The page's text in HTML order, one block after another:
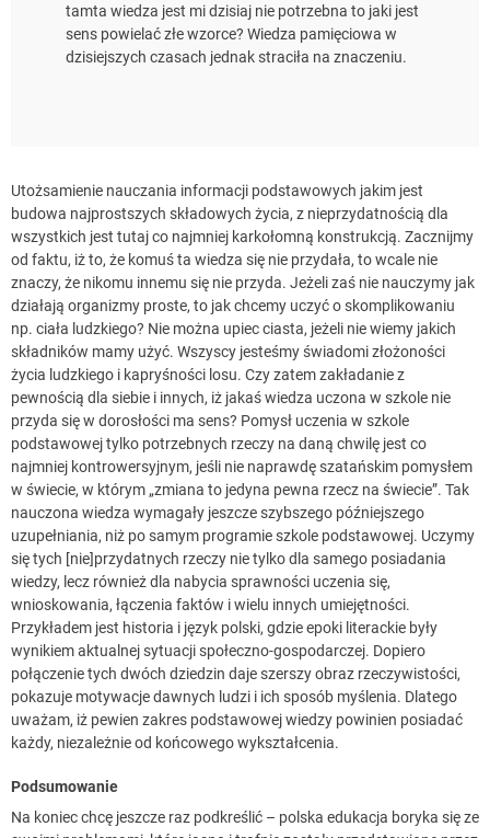
tamta wiedza jest mi dzisiaj nie potrzebna to jaki jest
sens powielać złe wzorce? Wiedza pamięciowa w
dzisiejszych czasach jednak straciła na znaczeniu.
Utożsamienie nauczania informacji podstawowych jakim jest
budowa najprostszych składowych życia, z nieprzydatnością dla
wszystkich jest tutaj co najmniej karkołomną konstrukcją. Zacznijmy
od faktu, iż to, że komuś ta wiedza się nie przydała, to wcale nie
znaczy, że nikomu innemu się nie przyda. Jeżeli zaś nie nauczymy jak
działają organizmy proste, to jak chcemy uczyć o skomplikowaniu
np. ciała ludzkiego? Nie można upiec ciasta, jeżeli nie wiemy jakich
składników mamy użyć. Wszyscy jesteśmy świadomi złożoności
życia ludzkiego i kapryśności losu. Czy zatem zakładanie z
pewnością dla siebie i innych, iż jakaś wiedza uczona w szkole nie
przyda się w dorosłości ma sens? Pomysł uczenia w szkole
podstawowej tylko potrzebnych rzeczy na daną chwilę jest co
najmniej kontrowersyjnym, jeśli nie naprawdę szatańskim pomysłem
w świecie, w którym „zmiana to jedyna pewna rzecz na świecie”. Tak
nauczona wiedza wymagały jeszcze szybszego późniejszego
uzupełniania, niż po samym programie szkole podstawowej. Uczymy
się tych [nie]przydatnych rzeczy nie tylko dla samego posiadania
wiedzy, lecz również dla nabycia sprawności uczenia się,
wnioskowania, łączenia faktów i wielu innych umiejętności.
Przykładem jest historia i język polski, gdzie epoki literackie były
wynikiem aktualnej sytuacji społeczno-gospodarczej. Dopiero
połączenie tych dwóch dziedzin daje szerszy obraz rzeczywistości,
pokazuje motywacje dawnych ludzi i ich sposób myślenia. Dlatego
uważam, iż pewien zakres podstawowej wiedzy powinien posiadać
każdy, niezależnie od końcowego wykształcenia.
Podsumowanie
Na koniec chcę jeszcze raz podkreślić – polska edukacja boryka się ze